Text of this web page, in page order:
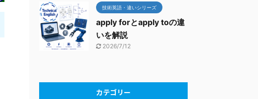
技術英語・違いシリーズ
apply forとapply toの違
いを解説
2026/7/12
カテゴリー